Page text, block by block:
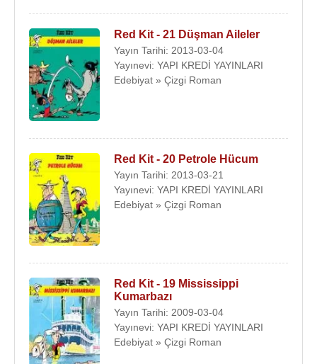
Red Kit - 21 Düşman Aileler
Yayın Tarihi: 2013-03-04
Yayınevi: YAPI KREDİ YAYINLARI
Edebiyat » Çizgi Roman
Red Kit - 20 Petrole Hücum
Yayın Tarihi: 2013-03-21
Yayınevi: YAPI KREDİ YAYINLARI
Edebiyat » Çizgi Roman
Red Kit - 19 Mississippi
Kumarbazı
Yayın Tarihi: 2009-03-04
Yayınevi: YAPI KREDİ YAYINLARI
Edebiyat » Çizgi Roman